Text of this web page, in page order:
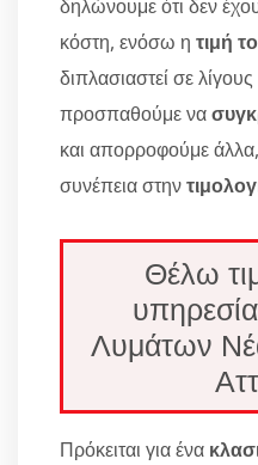
δηλώνουμε ότι δεν
κόστη, ενόσω η τιμή
διπλασιαστεί σε
προσπαθούμε να
και απορροφούμε
συνέπεια στην
Θέλω
Λυμάτων
Πρόκειται για ένα